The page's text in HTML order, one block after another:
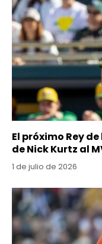
El próximo Rey
de Nick Kurtz al
1 de julio de 2026